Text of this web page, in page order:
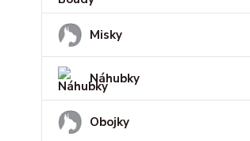
Misky
Náhubky
Obojky